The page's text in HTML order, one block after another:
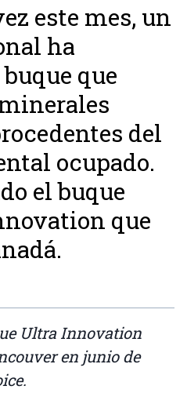
este mes, un
ha
que
del
ocupado.
el buque
que
Ultra Innovation
en junio de